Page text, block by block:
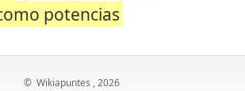
potencias
© Wikiapuntes , 2026